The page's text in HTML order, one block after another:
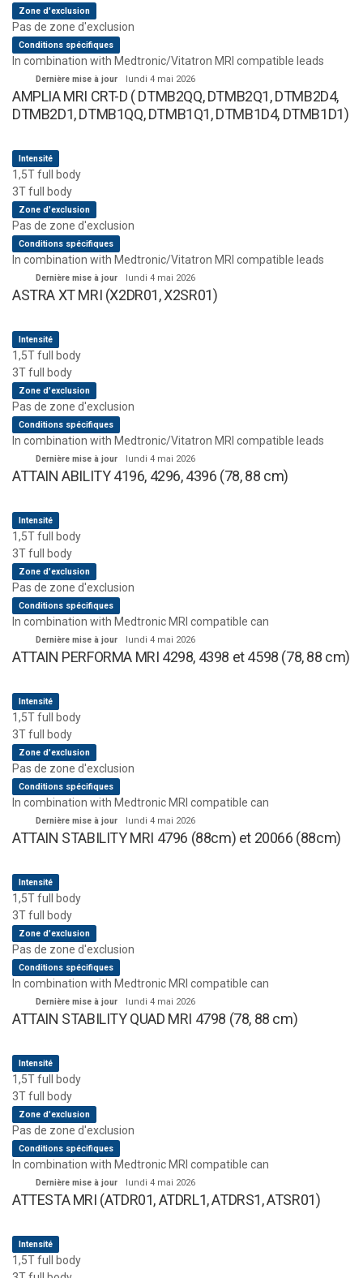
Zone d'exclusion
Pas de zone d'exclusion
Conditions spécifiques
In combination with Medtronic/Vitatron MRI compatible leads
Dernière mise à jour lundi 4 mai 2026
AMPLIA MRI CRT-D ( DTMB2QQ, DTMB2Q1, DTMB2D4,
DTMB2D1, DTMB1QQ, DTMB1Q1, DTMB1D4, DTMB1D1)
Intensité
1,5T full body
3T full body
Zone d'exclusion
Pas de zone d'exclusion
Conditions spécifiques
In combination with Medtronic/Vitatron MRI compatible leads
Dernière mise à jour lundi 4 mai 2026
ASTRA XT MRI (X2DR01, X2SR01)
Intensité
1,5T full body
3T full body
Zone d'exclusion
Pas de zone d'exclusion
Conditions spécifiques
In combination with Medtronic/Vitatron MRI compatible leads
Dernière mise à jour lundi 4 mai 2026
ATTAIN ABILITY 4196, 4296, 4396 (78, 88 cm)
Intensité
1,5T full body
3T full body
Zone d'exclusion
Pas de zone d'exclusion
Conditions spécifiques
In combination with Medtronic MRI compatible can
Dernière mise à jour lundi 4 mai 2026
ATTAIN PERFORMA MRI 4298, 4398 et 4598 (78, 88 cm)
Intensité
1,5T full body
3T full body
Zone d'exclusion
Pas de zone d'exclusion
Conditions spécifiques
In combination with Medtronic MRI compatible can
Dernière mise à jour lundi 4 mai 2026
ATTAIN STABILITY MRI 4796 (88cm) et 20066 (88cm)
Intensité
1,5T full body
3T full body
Zone d'exclusion
Pas de zone d'exclusion
Conditions spécifiques
In combination with Medtronic MRI compatible can
Dernière mise à jour lundi 4 mai 2026
ATTAIN STABILITY QUAD MRI 4798 (78, 88 cm)
Intensité
1,5T full body
3T full body
Zone d'exclusion
Pas de zone d'exclusion
Conditions spécifiques
In combination with Medtronic MRI compatible can
Dernière mise à jour lundi 4 mai 2026
ATTESTA MRI (ATDR01, ATDRL1, ATDRS1, ATSR01)
Intensité
1,5T full body